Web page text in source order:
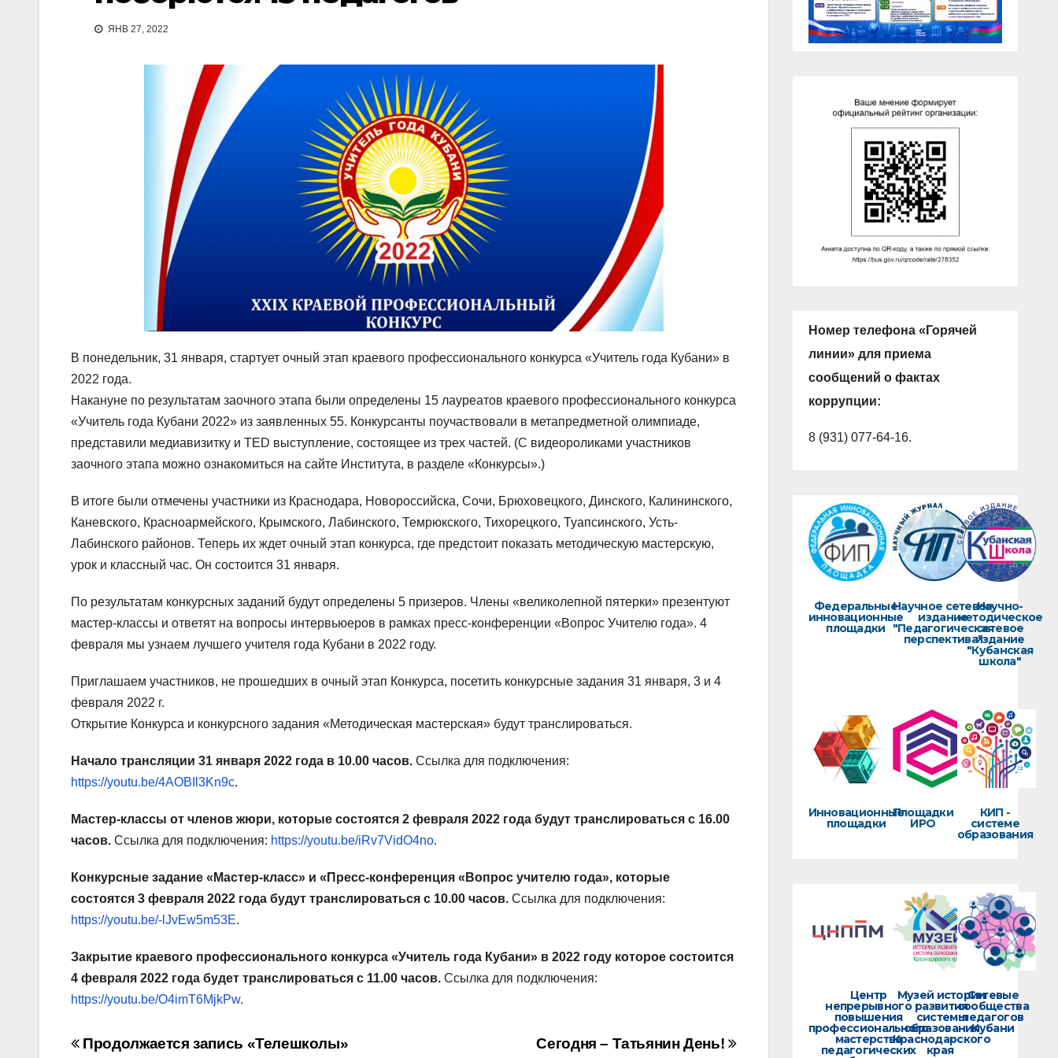
ЯНВ 27, 2022
В понедельник, 31 января, стартует очный этап краевого профессионального конкурса «Учитель года Кубани» в
2022 года.
Накануне по результатам заочного этапа были определены 15 лауреатов краевого профессионального конкурса
«Учитель года Кубани 2022» из заявленных 55. Конкурсанты поучаствовали в метапредметной олимпиаде,
представили медиавизитку и TED выступление, состоящее из трех частей. (С видеороликами участников
заочного этапа можно ознакомиться на сайте Института, в разделе «Конкурсы».)
В итоге были отмечены участники из Краснодара, Новороссийска, Сочи, Брюховецкого, Динского, Калининского,
Каневского, Красноармейского, Крымского, Лабинского, Темрюкского, Тихорецкого, Туапсинского, Усть-
Лабинского районов. Теперь их ждет очный этап конкурса, где предстоит показать методическую мастерскую,
урок и классный час. Он состоится 31 января.
По результатам конкурсных заданий будут определены 5 призеров. Члены «великолепной пятерки» презентуют
мастер-классы и ответят на вопросы интервьюеров в рамках пресс-конференции «Вопрос Учителю года». 4
февраля мы узнаем лучшего учителя года Кубани в 2022 году.
Приглашаем участников, не прошедших в очный этап Конкурса, посетить конкурсные задания 31 января, 3 и 4
февраля 2022 г.
Открытие Конкурса и конкурсного задания «Методическая мастерская» будут транслироваться.
Начало трансляции 31 января 2022 года в 10.00 часов. Ссылка для подключения:
https://youtu.be/4AOBIl3Kn9c.
Мастер-классы от членов жюри, которые состоятся 2 февраля 2022 года будут транслироваться с 16.00
часов. Ссылка для подключения: https://youtu.be/iRv7VidO4no.
Конкурсные задание «Мастер-класс» и «Пресс-конференция «Вопрос учителю года», которые
состоятся 3 февраля 2022 года будут транслироваться с 10.00 часов. Ссылка для подключения:
https://youtu.be/-lJvEw5m53E.
Закрытие краевого профессионального конкурса «Учитель года Кубани» в 2022 году которое состоится
4 февраля 2022 года будет транслироваться с 11.00 часов. Ссылка для подключения:
https://youtu.be/O4imT6MjkPw.
Навигация
Сегодня – Татьянин День!
Продолжается запись «Телешколы»
Номер телефона «Горячей
линии» для приема
сообщений о фактах
коррупции:
8 (931) 077-64-16.
Федеральные
инновационные
площадки
Научное сетевое
издание
"Педагогическая
перспектива"
Научно-
методическое
сетевое
издание
"Кубанская
школа"
Инновационные
площадки
Площадки
ИРО
КИП -
системе
образования
Центр
непрерывного
повышения
профессионального
мастерства
педагогических
Музей истории
развития
системы
образования
Краснодарского
края
Сетевые
сообщества
педагогов
Кубани